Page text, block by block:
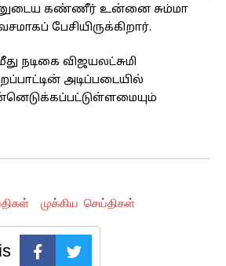
கண்ணீர் உன்னை சும்மா
பேசியிருக்கிறார்.
நடிகை விஜயலட்சுமி
அடிப்படையில்
முக்கிய செய்திகள்